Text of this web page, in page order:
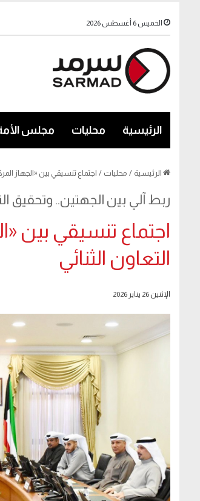
الخميس 6 أغسطس 2026
الرئيسية محليات مجلس
الرئيسية / محليات / اجتماع تنسيقي بين «الجهاز
اجتماع تنسيقي بين
التعاون الثنائي
ربط آلي بين الجهتين.. وتحقيق
الإثنين 26 يناير 2026